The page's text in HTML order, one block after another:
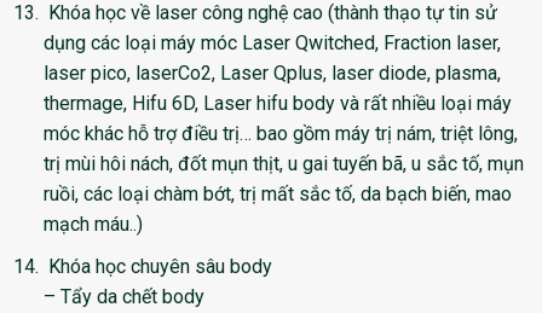
Khóa học về laser công nghệ cao (thành thạo tự tin sử
dụng các loại máy móc Laser Qwitched, Fraction laser,
laser pico, laserCo2, Laser Qplus, laser diode, plasma,
thermage, Hifu 6D, Laser hifu body và rất nhiều loại máy
móc khác hỗ trợ điều trị… bao gồm máy trị nám, triệt lông,
trị mùi hôi nách, đốt mụn thịt, u gai tuyến bã, u sắc tố, mụn
ruồi, các loại chàm bớt, trị mất sắc tố, da bạch biến, mao
mạch máu..)
Khóa học chuyên sâu body
– Tẩy da chết body